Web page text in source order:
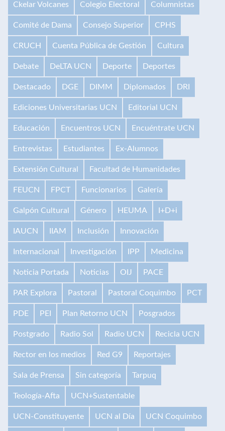
Ckelar Volcanes Colegio Electoral Columnistas
Comité de Dama Consejo Superior CPHS
CRUCH Cuenta Pública de Gestión Cultura
Debate DeLTA UCN Deporte Deportes
Destacado DGE DIMM Diplomados DRI
Ediciones Universitarias UCN Editorial UCN
Educación Encuentros UCN Encuéntrate UCN
Entrevistas Estudiantes Ex-Alumnos
Extensión Cultural Facultad de Humanidades
FEUCN FPCT Funcionarios Galería
Galpón Cultural Género HEUMA I+D+i
IAUCN IIAM Inclusión Innovación
Internacional Investigación IPP Medicina
Noticia Portada Noticias OIJ PACE
PAR Explora Pastoral Pastoral Coquimbo PCT
PDE PEI Plan Retorno UCN Posgrados
Postgrado Radio Sol Radio UCN Recicla UCN
Rector en los medios Red G9 Reportajes
Sala de Prensa Sin categoría Tarpuq
Teología-Afta UCN+Sustentable
UCN-Constituyente UCN al Día UCN Coquimbo